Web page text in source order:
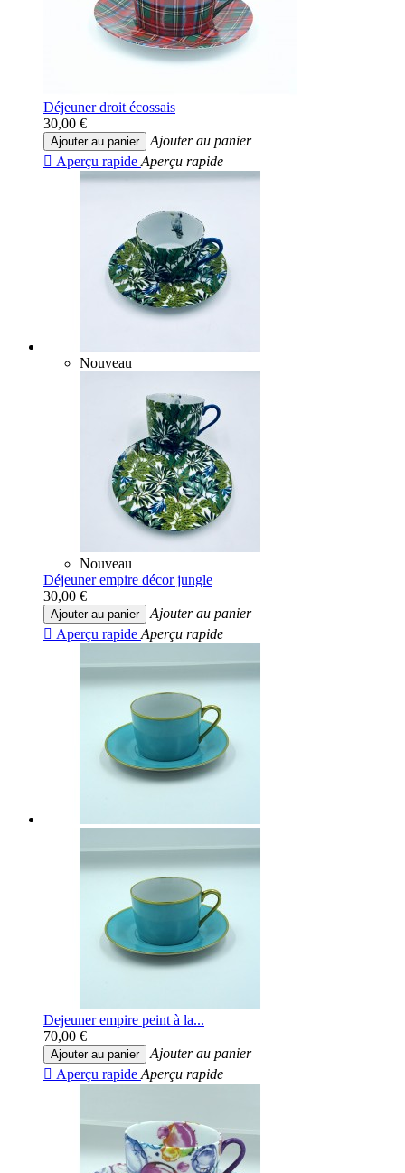
Déjeuner droit écossais
30,00 €
Ajouter au panier
Ajouter au panier
 Aperçu rapide Aperçu rapide
Nouveau
Nouveau
Déjeuner empire décor jungle
30,00 €
Ajouter au panier
Ajouter au panier
 Aperçu rapide Aperçu rapide
Dejeuner empire peint à la...
70,00 €
Ajouter au panier
Ajouter au panier
 Aperçu rapide Aperçu rapide